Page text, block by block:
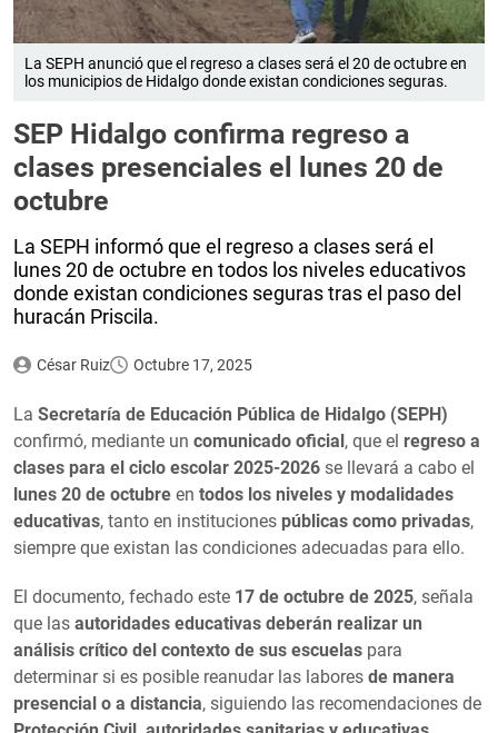
La SEPH anunció que el regreso a clases será el 20 de octubre en
los municipios de Hidalgo donde existan condiciones seguras.
SEP Hidalgo confirma regreso a
clases presenciales el lunes 20 de
octubre
La SEPH informó que el regreso a clases será el
lunes 20 de octubre en todos los niveles educativos
donde existan condiciones seguras tras el paso del
huracán Priscila.
César Ruiz Octubre 17, 2025
La Secretaría de Educación Pública de Hidalgo (SEPH)
confirmó, mediante un comunicado oficial, que el regreso a
clases para el ciclo escolar 2025-2026 se llevará a cabo el
lunes 20 de octubre en todos los niveles y modalidades
educativas, tanto en instituciones públicas como privadas,
siempre que existan las condiciones adecuadas para ello.
El documento, fechado este 17 de octubre de 2025, señala
que las autoridades educativas deberán realizar un
análisis crítico del contexto de sus escuelas para
determinar si es posible reanudar las labores de manera
presencial o a distancia, siguiendo las recomendaciones de